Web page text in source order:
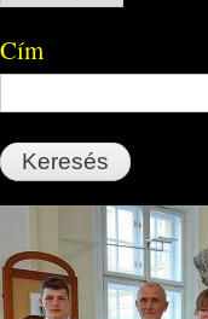
Cím